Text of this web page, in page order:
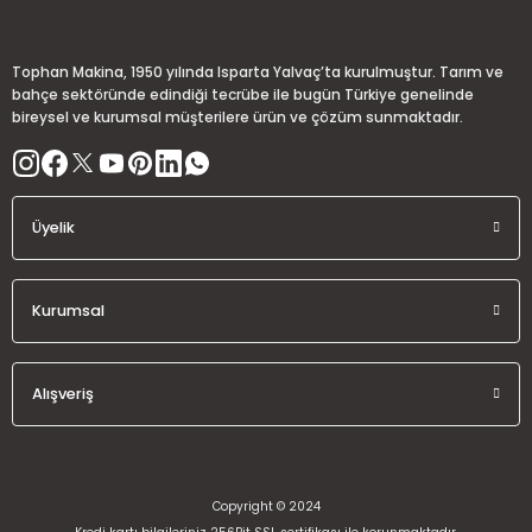
Bu ürüne benzer farklı alternatifler olmalı.
Tophan Makina, 1950 yılında Isparta Yalvaç’ta kurulmuştur. Tarım ve
bahçe sektöründe edindiği tecrübe ile bugün Türkiye genelinde
bireysel ve kurumsal müşterilere ürün ve çözüm sunmaktadır.
Üyelik
Kurumsal
Alışveriş
Copyright © 2024